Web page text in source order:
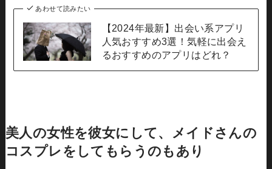
あわせて読みたい
【2024年最新】出会い系アプリ
人気おすすめ3選！気軽に出会え
るおすすめのアプリはどれ？
美人の女性を彼女にして、メイドさんの
コスプレをしてもらうのもあり